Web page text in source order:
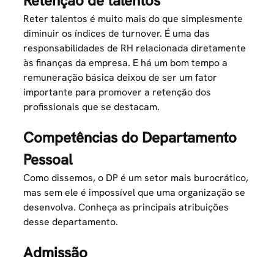
Reter talentos é muito mais do que simplesmente
diminuir os índices de turnover. É uma das
responsabilidades de RH relacionada diretamente
às finanças da empresa. E há um bom tempo a
remuneração básica deixou de ser um fator
importante para promover a retenção dos
profissionais que se destacam.
Competências do Departamento
Pessoal
Como dissemos, o DP é um setor mais burocrático,
mas sem ele é impossível que uma organização se
desenvolva. Conheça as principais atribuições
desse departamento.
Admissão